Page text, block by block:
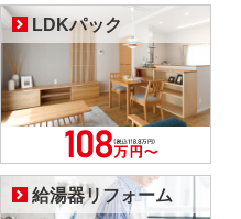
LDKパック
給湯器リフォーム